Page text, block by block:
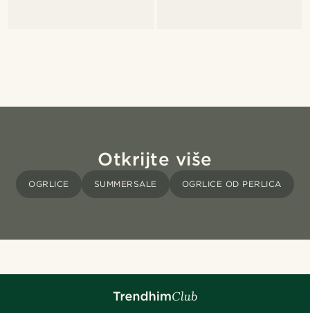
Otkrijte više
OGRLICE SUMMERSALE OGRLICE OD PERLICA